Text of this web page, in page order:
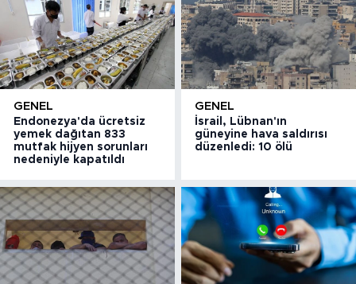
GENEL
Endonezya'da ücretsiz
yemek dağıtan 833
mutfak hijyen sorunları
nedeniyle kapatıldı
GENEL
İsrail, Lübnan'ın
güneyine hava saldırısı
düzenledi: 10 ölü